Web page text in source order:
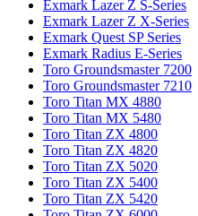
Exmark Lazer Z S-Series
Exmark Lazer Z X-Series
Exmark Quest SP Series
Exmark Radius E-Series
Toro Groundsmaster 7200
Toro Groundsmaster 7210
Toro Titan MX 4880
Toro Titan MX 5480
Toro Titan ZX 4800
Toro Titan ZX 4820
Toro Titan ZX 5020
Toro Titan ZX 5400
Toro Titan ZX 5420